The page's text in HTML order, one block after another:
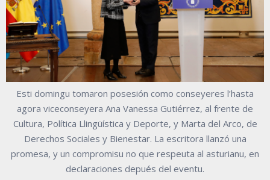
Esti domingu tomaron posesión como conseyeres l’hasta
agora viceconseyera Ana Vanessa Gutiérrez, al frente de
Cultura, Política Llingüística y Deporte, y Marta del Arco, de
Derechos Sociales y Bienestar. La escritora llanzó una
promesa, y un compromisu no que respeuta al asturianu, en
declaraciones depués del eventu.